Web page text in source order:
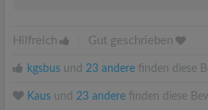
Hilfreich Gut geschrieben
kgsbus und 23 andere finden diese
Kaus und 23 andere finden diese